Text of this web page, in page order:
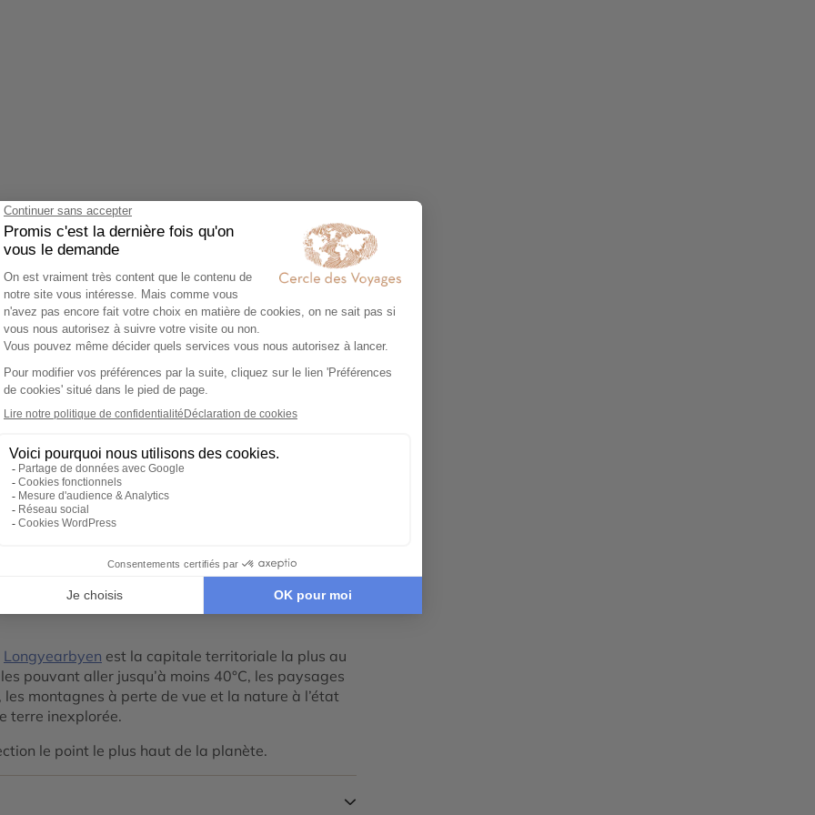
Agrandir le plan
le cookie Google Maps.
Google Maps
par Ponant. A votre arrivée, un
vers votre navire, le commandant
Longyearbyen est la capitale territoriale la plus au
pouvant aller jusqu’à moins 40°C, les paysages
montagnes à perte de vue et la nature à l’état
terre inexplorée.
le point le plus haut de la planète.